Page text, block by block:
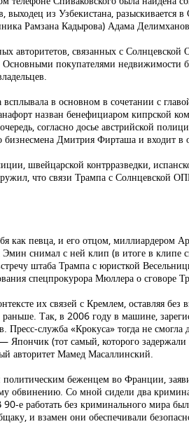
из Узбекистана,
Рамзана Кадырова) Адама
авторитетов, связанных с
покупателями недвижимости
всплывала в основном в сочетании с
назван бенефициаром
согласно досье австрийской
Дмитрия Фирташа и входит
швейцарской контрразведки,
что связи Трампа с Солнцевской
как певца, и его отцом, миллиардером
снимал с ней клип (в итоге в
штаба Трампа с юристкой
спецпрокурора Мюллера о сговоре
их связей с Кремлем, оставляя
Так, в 2006 году в машине,
Пресс-служба «Крокуса» тогда не
Япончик (тот самый, которого
авторитет Мамед Масаллинский.
беженцем во Франции,
Со мной сидели два
е работать без криминального мира
и взамен они обеспечивали